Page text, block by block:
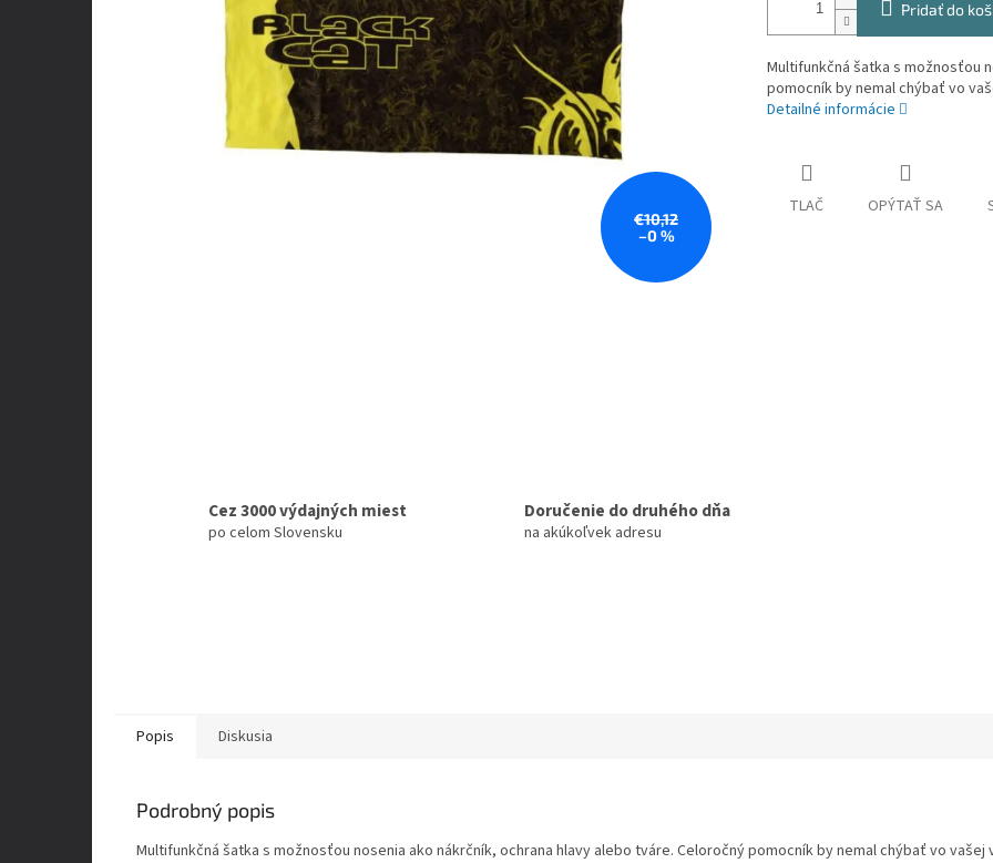
€10,12
–0 %
Pridať do
Multifunkčná šatka s možnosťou
pomocník by nemal chýbať vo
Detailné informácie
TLAČ OPÝTAŤ SA
Cez 3000 výdajných miest
po celom Slovensku
Doručenie do druhého dňa
na akúkoľvek adresu
Popis Diskusia
Podrobný popis
Multifunkčná šatka s možnosťou nosenia ako nákrčník, ochrana hlavy alebo tváre. Celoročný pomocník by nemal chýbať vo vašej